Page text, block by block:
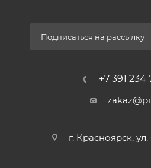
Подписаться на рассылку
+7 391 234
г. Красноярск,